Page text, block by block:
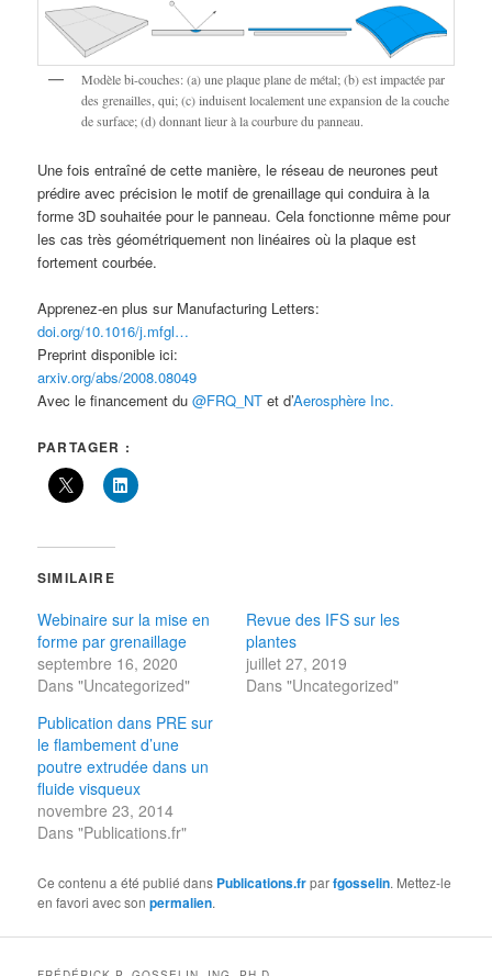
Modèle bi-couches: (a) une plaque plane de métal; (b) est impactée par
des grenailles, qui; (c) induisent localement une expansion de la couche
de surface; (d) donnant lieur à la courbure du panneau.
Une fois entraîné de cette manière, le réseau de neurones peut
prédire avec précision le motif de grenaillage qui conduira à la
forme 3D souhaitée pour le panneau. Cela fonctionne même pour
les cas très géométriquement non linéaires où la plaque est
fortement courbée.
Apprenez-en plus sur Manufacturing Letters:
doi.org/10.1016/j.mfgl…
Preprint disponible ici:
arxiv.org/abs/2008.08049
Avec le financement du@FRQ_NT et d’Aerosphère Inc.
PARTAGER :
SIMILAIRE
Webinaire sur la mise en
forme par grenaillage
septembre 16, 2020
Dans "Uncategorized"
Revue des IFS sur les
plantes
juillet 27, 2019
Dans "Uncategorized"
Publication dans PRE sur
le flambement d’une
poutre extrudée dans un
fluide visqueux
novembre 23, 2014
Dans "Publications.fr"
Ce contenu a été publié dans Publications.frparfgosselin. Mettez-le
en favori avec sonpermalien.